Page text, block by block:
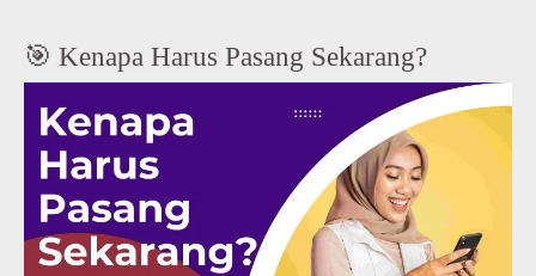
🎯 Kenapa Harus Pasang Sekarang?